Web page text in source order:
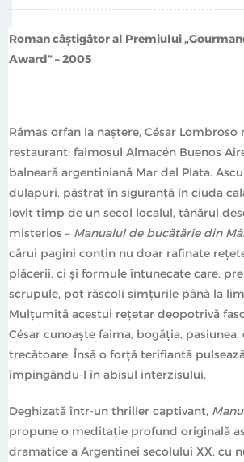
Roman câștigător al Premiului
Award” – 2005
Rămas orfan la naștere, César Lombroso
restaurant: faimosul Almacén Buenos
balneară argentiniană Mar del Plata.
dulapuri, păstrat în siguranță în ciuda
lovit timp de un secol localul, tânărul
misterios – Manualul de bucătărie din
cărui pagini conțin nu doar rafinate
plăcerii, ci și formule întunecate care,
scrupule, pot răscoli simțurile până la
Mulțumită acestui rețetar deopotrivă
César cunoaște faima, bogăția,
trecătoare. Însă o forță terifiantă
împingându-l în abisul interzisului.
Deghizată într-un thriller captivant,
propune o meditație profund originală
dramatice a Argentinei secolului XX, cu